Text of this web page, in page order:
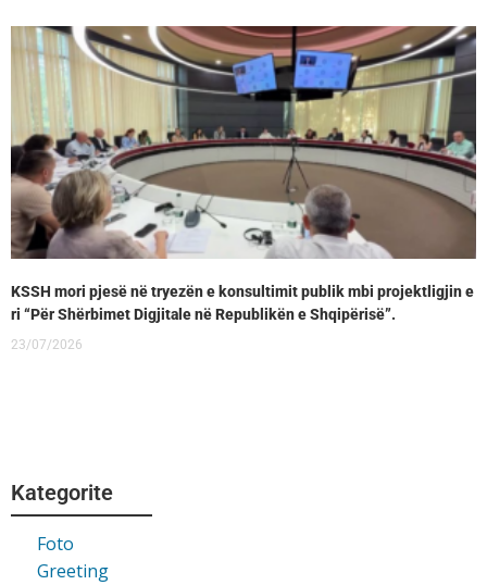
KSSH mori pjesë në tryezën e konsultimit publik mbi projektligjin e
ri “Për Shërbimet Digjitale në Republikën e Shqipërisë”.
23/07/2026
Kategorite
Foto
Greeting